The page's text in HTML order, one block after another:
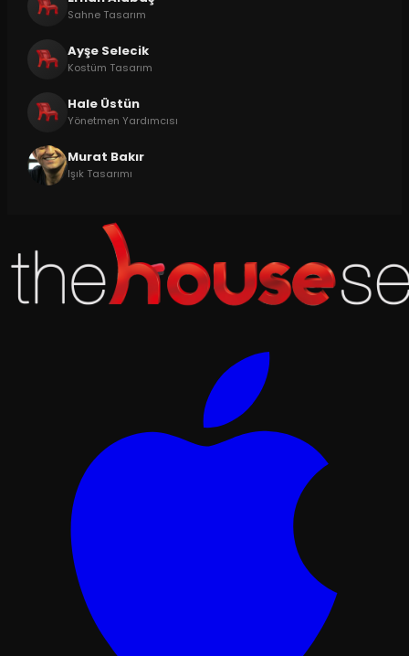
Sahne Tasarım
Ayşe Selecik
Kostüm Tasarım
Hale Üstün
Yönetmen Yardımcısı
Murat Bakır
Işık Tasarımı